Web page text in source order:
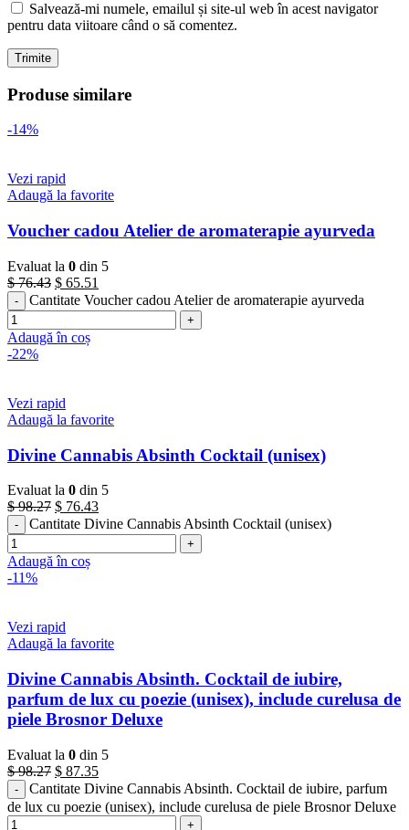
Salvează-mi numele, emailul și site-ul web în acest navigator
pentru data viitoare când o să comentez.
Produse similare
-14%
Vezi rapid
Adaugă la favorite
Voucher cadou Atelier de aromaterapie ayurveda
Evaluat la 0 din 5
$76.43 $ 65.51
Cantitate Voucher cadou Atelier de aromaterapie ayurveda
Adaugă în coș
-22%
Vezi rapid
Adaugă la favorite
Divine Cannabis Absinth Cocktail (unisex)
Evaluat la 0 din 5
$98.27 $ 76.43
Cantitate Divine Cannabis Absinth Cocktail (unisex)
Adaugă în coș
-11%
Vezi rapid
Adaugă la favorite
Divine Cannabis Absinth. Cocktail de iubire,
parfum de lux cu poezie (unisex), include curelusa de
piele Brosnor Deluxe
Evaluat la 0 din 5
$98.27 $ 87.35
Cantitate Divine Cannabis Absinth. Cocktail de iubire, parfum
de lux cu poezie (unisex), include curelusa de piele Brosnor Deluxe